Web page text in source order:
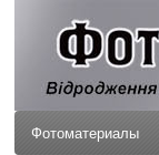
Фотоматериалы